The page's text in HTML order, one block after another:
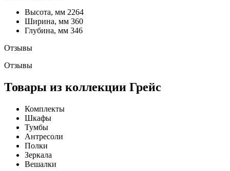
Высота, мм 2264
Ширина, мм 360
Глубина, мм 346
Отзывы
Отзывы
Товары из коллекции Грейс
Комплекты
Шкафы
Тумбы
Антресоли
Полки
Зеркала
Вешалки